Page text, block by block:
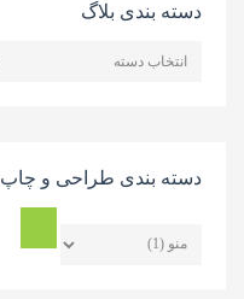
دسته بندی بلاگ
دسته بندی طراحی و چاپ